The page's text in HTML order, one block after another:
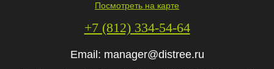
Посмотреть на карте
+7 (812) 334-54-64
Email: manager@distree.ru